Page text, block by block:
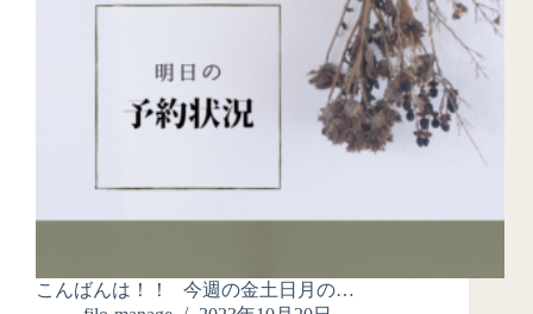
こんばんは！！ 今週の金土日月の…